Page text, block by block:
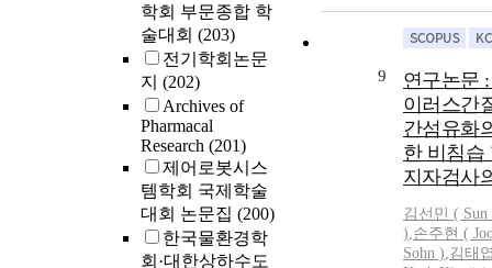
학회 부문종합 학
술대회 (203)
전기학회논문
지 (202)
Archives of
Pharmacal
Research (201)
제어로봇시스
템학회 국제학술
대회 논문집 (200)
한국물환경학
회·대한상하수도
distribution
6,277,000 won
ha<sup>-1</
000 won
ha<sup>-1</
19,467,000
ha<sup>-1</
value per ton
organic
through net
320,000 won
9
연구논문
이러스간
간섬유화
한 비침습
지자검사
김선민 (
),손주현 (
Sohn ),김태